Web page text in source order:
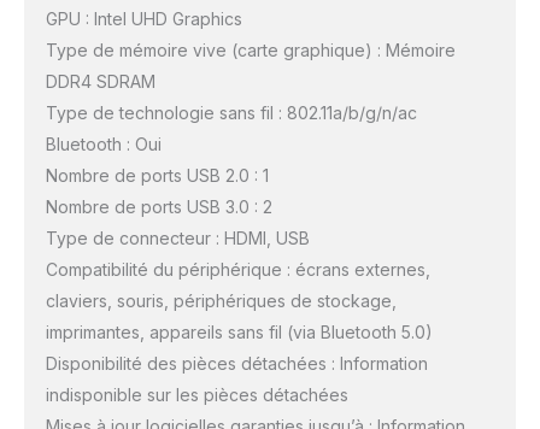
GPU : Intel UHD Graphics
Type de mémoire vive (carte graphique) : Mémoire
DDR4 SDRAM
Type de technologie sans fil : 802.11a/b/g/n/ac
Bluetooth : Oui
Nombre de ports USB 2.0 : 1
Nombre de ports USB 3.0 : 2
Type de connecteur : HDMI, USB
Compatibilité du périphérique : écrans externes,
claviers, souris, périphériques de stockage,
imprimantes, appareils sans fil (via Bluetooth 5.0)
Disponibilité des pièces détachées : Information
indisponible sur les pièces détachées